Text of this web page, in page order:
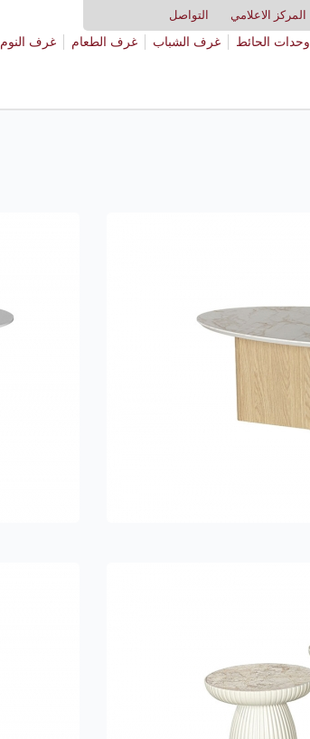
المركز الاعلامي
التواصل
غرف النوم
غرف الطعام غرف الشباب وحدات الحائط